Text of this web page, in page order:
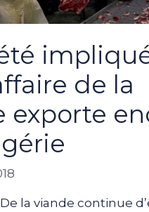
de la
exporte
la viande continue